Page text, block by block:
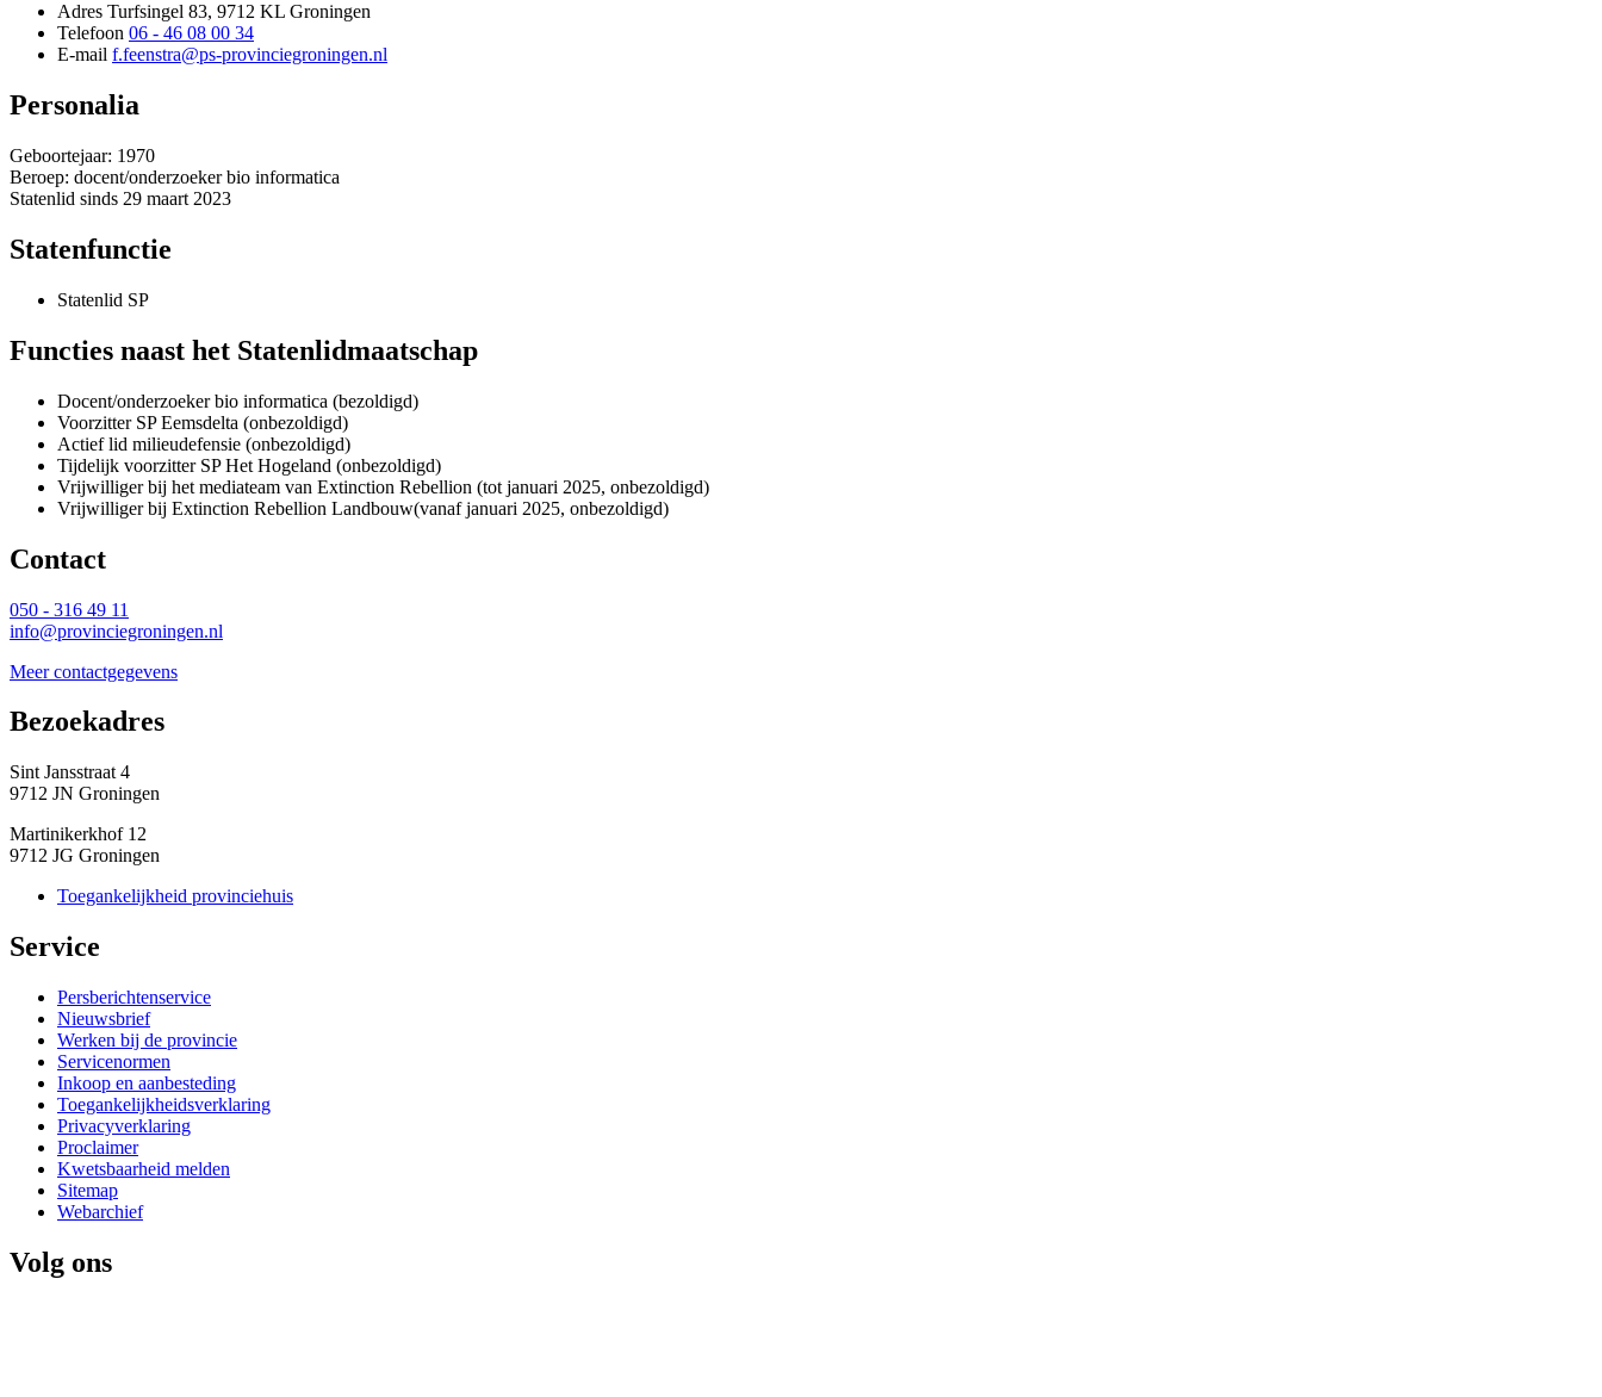
Adres Turfsingel 83, 9712 KL Groningen
Telefoon 06 - 46 08 00 34
E-mail f.feenstra@ps-provinciegroningen.nl
Personalia
Geboortejaar: 1970
Beroep: docent/onderzoeker bio informatica
Statenlid sinds 29 maart 2023
Statenfunctie
Statenlid SP
Functies naast het Statenlidmaatschap
Docent/onderzoeker bio informatica (bezoldigd)
Voorzitter SP Eemsdelta (onbezoldigd)
Actief lid milieudefensie (onbezoldigd)
Tijdelijk voorzitter SP Het Hogeland (onbezoldigd)
Vrijwilliger bij het mediateam van Extinction Rebellion (tot januari 2025, onbezoldigd)
Vrijwilliger bij Extinction Rebellion Landbouw(vanaf januari 2025, onbezoldigd)
Contact
050 - 316 49 11
info@provinciegroningen.nl
Meer contactgegevens
Bezoekadres
Sint Jansstraat 4
9712 JN Groningen
Martinikerkhof 12
9712 JG Groningen
Toegankelijkheid provinciehuis
Service
Persberichtenservice
Nieuwsbrief
Werken bij de provincie
Servicenormen
Inkoop en aanbesteding
Toegankelijkheidsverklaring
Privacyverklaring
Proclaimer
Kwetsbaarheid melden
Sitemap
Webarchief
Volg ons